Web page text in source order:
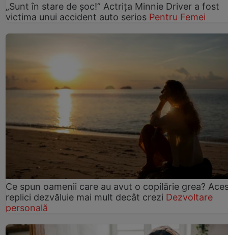
„Sunt în stare de șoc!” Actrița Minnie Driver a fost
victima unui accident auto serios Pentru Femei
Ce spun oamenii care au avut o copilărie grea?
replici dezvăluie mai mult decât crezi Dezvoltare
personală